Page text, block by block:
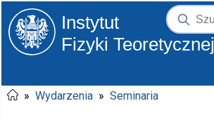
Instytut
Fizyki Teoretycznej
» Wydarzenia » Seminaria